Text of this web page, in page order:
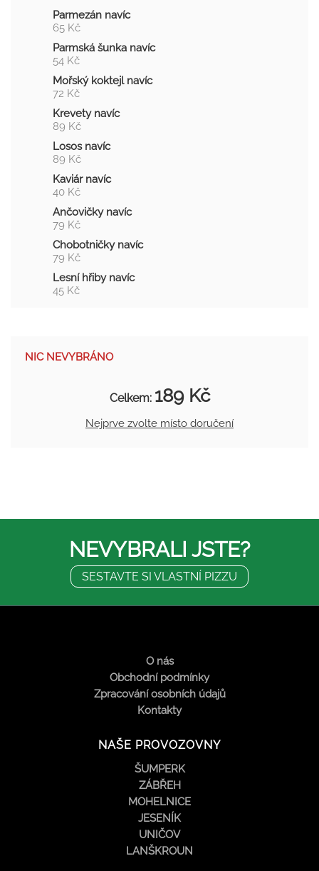
Parmezán navíc
65 Kč
Parmská šunka navíc
54 Kč
Mořský koktejl navíc
72 Kč
Krevety navíc
89 Kč
Losos navíc
89 Kč
Kaviár navíc
40 Kč
Ančovičky navíc
79 Kč
Chobotničky navíc
79 Kč
Lesní hřiby navíc
45 Kč
NIC NEVYBRÁNO
Celkem: 189 Kč
Nejprve zvolte místo doručení
NEVYBRALI JSTE?
SESTAVTE SI VLASTNÍ PIZZU
O nás
Obchodní podmínky
Zpracování osobních údajů
Kontakty
NAŠE PROVOZOVNY
ŠUMPERK
ZÁBŘEH
MOHELNICE
JESENÍK
UNIČOV
LANŠKROUN